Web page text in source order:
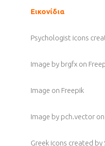
Εικονίδια
Psychologist icons
Image by brgfxon
Image on Freepik
Image by pch.vectoron
Greek icons created by